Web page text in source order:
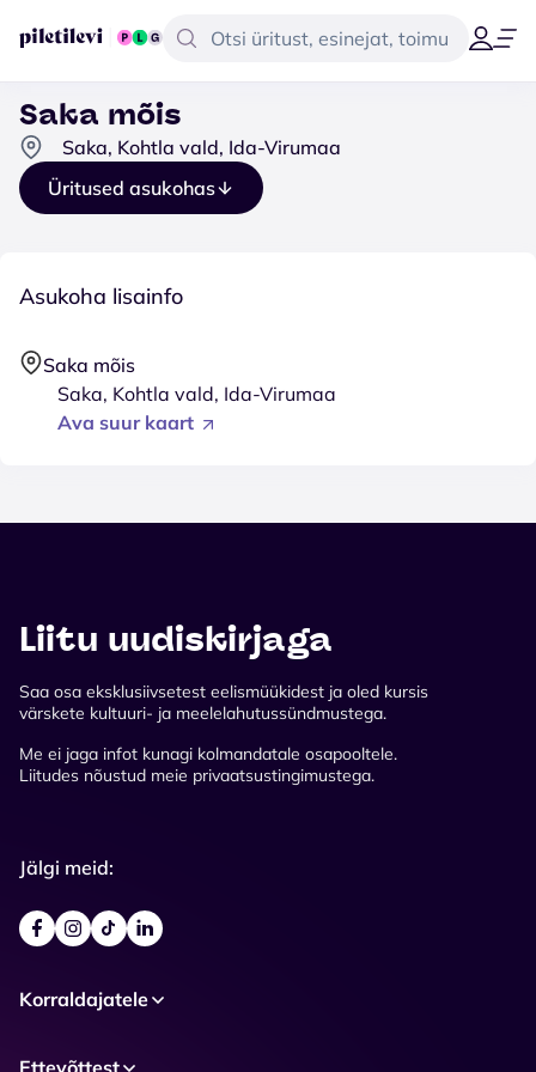
Saka mõis
Saka, Kohtla vald, Ida-Virumaa
Üritused asukohas
Asukoha lisainfo
Saka mõis
Saka, Kohtla vald, Ida-Virumaa
Ava suur kaart
Liitu uudiskirjaga
Saa osa eksklusiivsetest eelismüükidest ja oled kursis
värskete kultuuri- ja meelelahutussündmustega.
Me ei jaga infot kunagi kolmandatale osapooltele.
Liitudes nõustud meie privaatsustingimustega.
Jälgi meid:
Korraldajatele
Ettevõttest